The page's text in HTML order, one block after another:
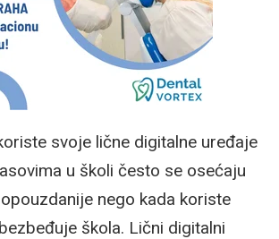
svoje lične digitalne uređaje
u školi često se osećaju
nego kada koriste
škola. Lični digitalni